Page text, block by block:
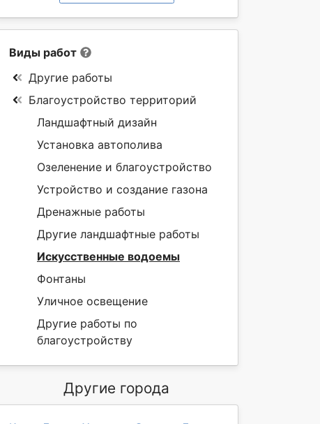
Виды работ
Другие работы
Благоустройство территорий
Ландшафтный дизайн
Установка автополива
Озеленение и благоустройство
Устройство и создание газона
Дренажные работы
Другие ландшафтные работы
Искусственные водоемы
Фонтаны
Уличное освещение
Другие работы по
благоустройству
Другие города